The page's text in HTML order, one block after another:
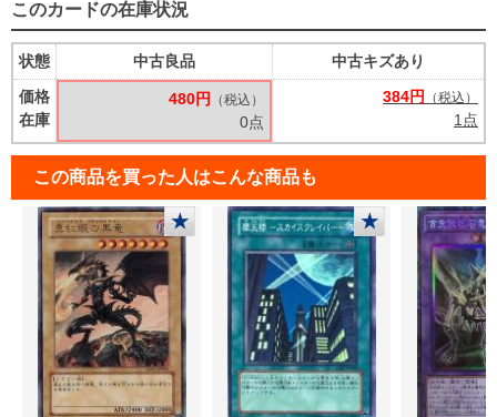
このカードの在庫状況
状態
価格
在庫
中古良品
480円 （税込）
0点
中古キズあり
384円
（税込）
1点
この商品を買った人はこんな商品も
★ ★